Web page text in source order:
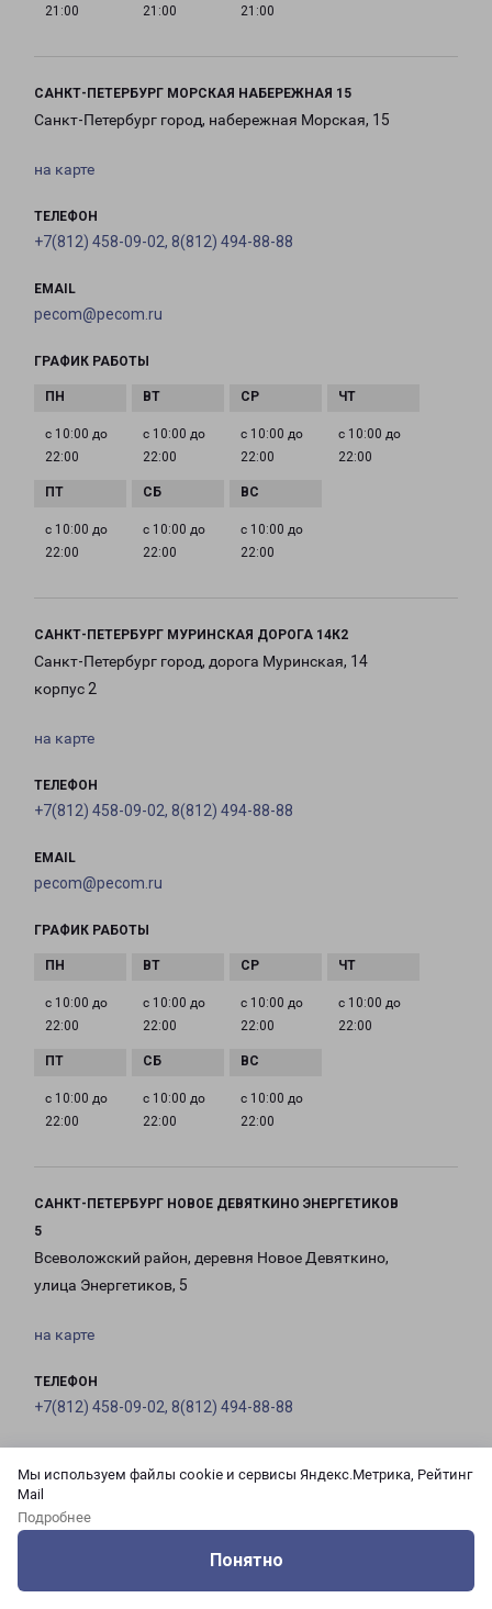
Мы используем файлы cookie и сервисы Яндекс.Метрика, Рейтинг
Mail
Подробнее
Понятно
21:00
21:00
21:00
САНКТ-ПЕТЕРБУРГ МОРСКАЯ НАБЕРЕЖНАЯ 15
Санкт-Петербург город, набережная Морская, 15
на карте
ТЕЛЕФОН
+7(812) 458-09-02, 8(812) 494-88-88
EMAIL
pecom@pecom.ru
ГРАФИК РАБОТЫ
с 10:00 до
22:00
с 10:00 до
22:00
с 10:00 до
22:00
с 10:00 до
22:00
с 10:00 до
22:00
с 10:00 до
22:00
с 10:00 до
22:00
САНКТ-ПЕТЕРБУРГ МУРИНСКАЯ ДОРОГА 14К2
Санкт-Петербург город, дорога Муринская, 14
корпус 2
на карте
ТЕЛЕФОН
+7(812) 458-09-02, 8(812) 494-88-88
EMAIL
pecom@pecom.ru
ГРАФИК РАБОТЫ
с 10:00 до
22:00
с 10:00 до
22:00
с 10:00 до
22:00
с 10:00 до
22:00
с 10:00 до
22:00
с 10:00 до
22:00
с 10:00 до
22:00
САНКТ-ПЕТЕРБУРГ НОВОЕ ДЕВЯТКИНО ЭНЕРГЕТИКОВ
5
Всеволожский район, деревня Новое Девяткино,
улица Энергетиков, 5
на карте
ТЕЛЕФОН
+7(812) 458-09-02, 8(812) 494-88-88
pecom@pecom.ru
ГРАФИК РАБОТЫ